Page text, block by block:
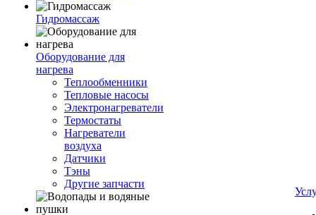
Гидромассаж
Оборудование для
нагрева
Теплообменники
Тепловые насосы
Электронагреватели
Термостаты
Нагреватели
воздуха
Датчики
Тэны
Другие запчасти